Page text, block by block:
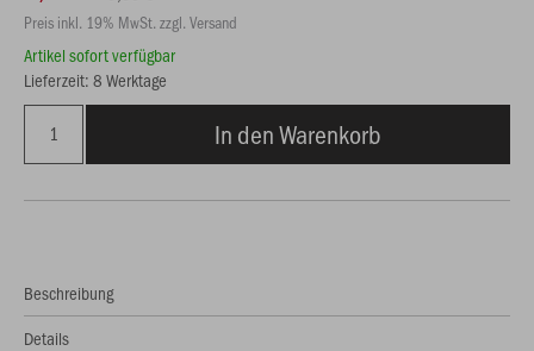
Preis inkl. 19% MwSt. zzgl. Versand
Artikel sofort verfügbar
Lieferzeit: 8 Werktage
In den Warenkorb
Beschreibung
Details